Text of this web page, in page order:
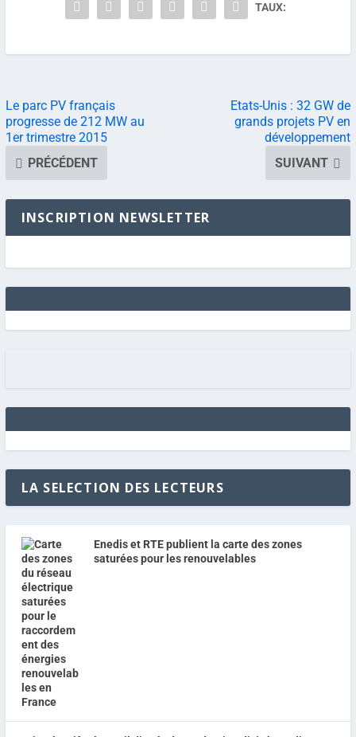
TAUX:
Le parc PV français
progresse de 212 MW au
1er trimestre 2015
PRÉCÉDENT
Etats-Unis : 32 GW de
grands projets PV en
développement
SUIVANT
INSCRIPTION NEWSLETTER
LA SELECTION DES LECTEURS
Enedis et RTE publient la carte des zones
saturées pour les renouvelables